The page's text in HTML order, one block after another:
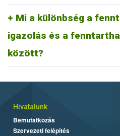
Mi a különbség a
igazolás és a
között?
A fentiek alapján
biomassza igazolás is,
más tagállami fenntarthatósági
dokumentum is.
Hivatalunk
Bemutatkozás
Szervezeti felépítés